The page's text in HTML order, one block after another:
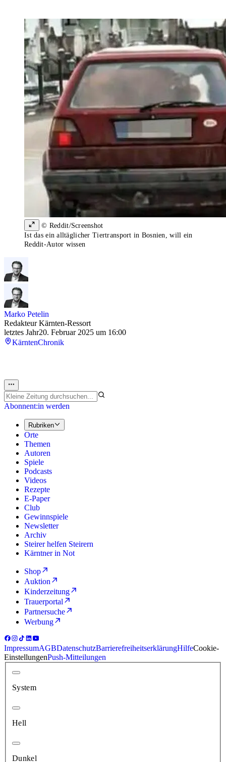
© Reddit/Screenshot
Ist das ein alltäglicher Tiertransport in Bosnien, will ein
Reddit-Autor wissen
Marko Petelin
Redakteur Kärnten-Ressort
letztes Jahr20. Februar 2025 um 16:00
KärntenChronik
Abonnent:in werden
Rubriken
Orte
Themen
Autoren
Spiele
Podcasts
Videos
Rezepte
E-Paper
Club
Gewinnspiele
Newsletter
Archiv
Steirer helfen Steirern
Kärntner in Not
Shop
Auktion
Kinderzeitung
Trauerportal
Partnersuche
Werbung
ImpressumAGBDatenschutzBarrierefreiheitserklärungHilfeCookie-
EinstellungenPush-Mitteilungen
System
Hell
Dunkel